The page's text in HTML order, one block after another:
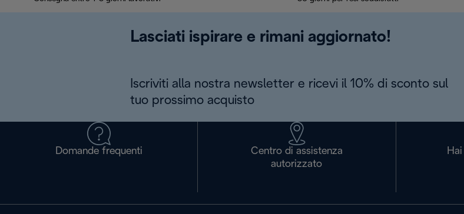
Lasciati ispirare e rimani aggiornato!
Iscriviti alla nostra newsletter e ricevi il 10% di sconto sul
tuo prossimo acquisto
Domande frequenti
Centro di assistenza
autorizzato